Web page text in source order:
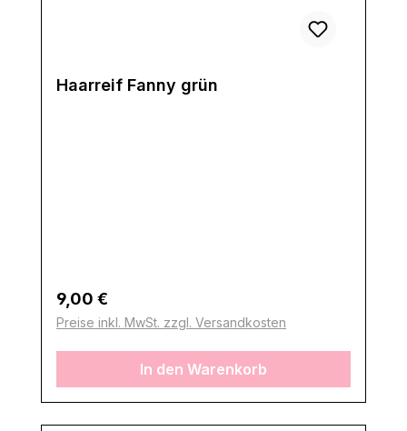
Haarreif Fanny grün
Regulärer Preis:
9,00 €
Preise inkl. MwSt. zzgl. Versandkosten
In den Warenkorb